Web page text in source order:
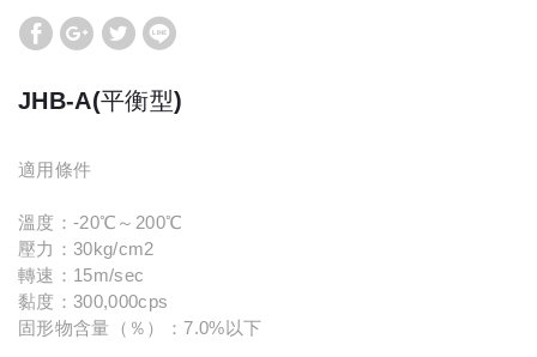
JHB-A(平衡型)
適用條件
溫度：-20℃～200℃
壓力：30kg/cm2
轉速：15m/sec
黏度：300,000cps
固形物含量（％）：7.0%以下